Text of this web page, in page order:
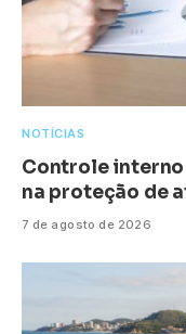
NOTÍCIAS
Controle
na proteção de
7 de agosto de 2026